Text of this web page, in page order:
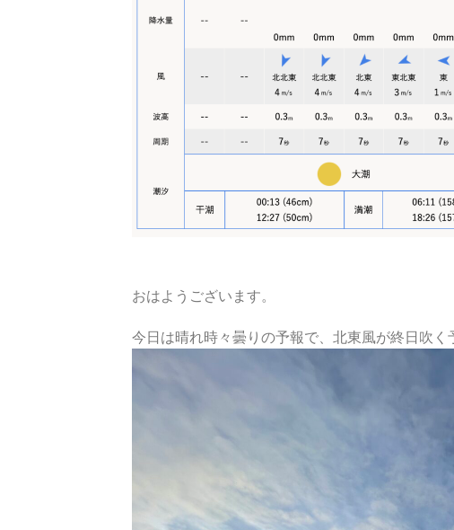
おはようございます。
今日は晴れ時々曇りの予報で、北東風が終日吹く